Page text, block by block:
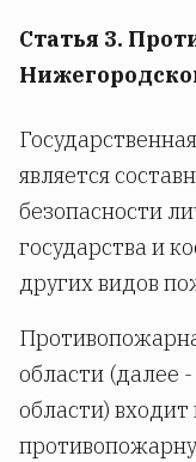
Статья 3.
является
безопасности
государства и
других видов
области (далее
области)